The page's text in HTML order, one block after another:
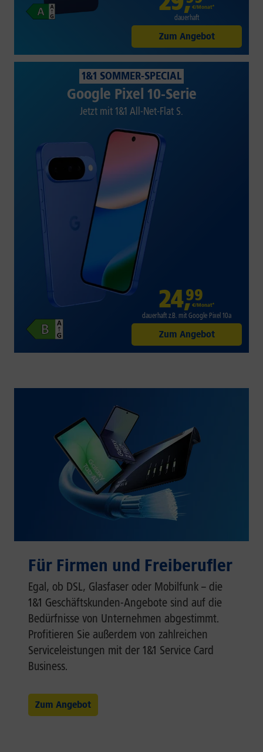
€/Monat*
dauerhaft
Zum Angebot
1&1 SOMMER-SPECIAL
Google Pixel 10-Serie
Jetzt mit 1&1 All-Net-Flat S.
24,99
€/Monat*
dauerhaft z.B. mit Google Pixel 10a
Zum Angebot
Für Firmen und Freiberufler
Egal, ob DSL, Glasfaser oder Mobilfunk – die
1&1 Geschäftskunden-Angebote sind auf die
Bedürfnisse von Unternehmen abgestimmt.
Profitieren Sie außerdem von zahlreichen
Serviceleistungen mit der 1&1 Service Card
Business.
Zum Angebot